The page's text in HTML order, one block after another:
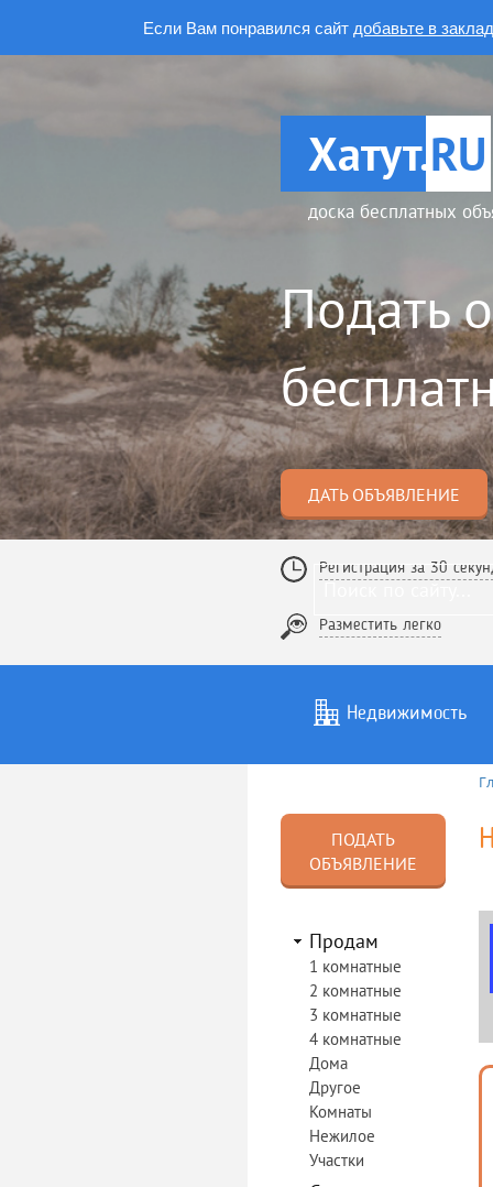
Если Вам понравился сайт добавьте в
Хатут.RU
доска бесплатных
Подать
ДАТЬ ОБЪЯВЛЕНИЕ
Регистрация за 30
Разместить легко
Недвижимость
Услуги
ПОДАТЬ
ОБЪЯВЛЕНИЕ
Продам
1 комнатные
2 комнатные
3 комнатные
4 комнатные
Дома
Другое
Комнаты
Нежилое
Участки